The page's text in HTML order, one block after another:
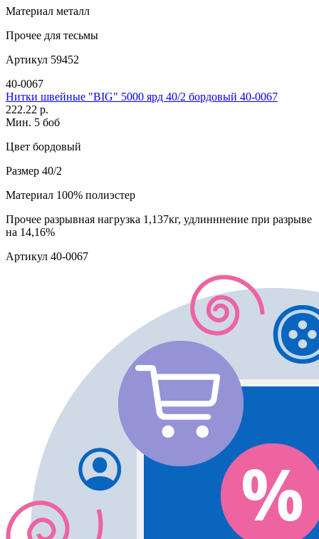
Материал металл
Прочее для тесьмы
Артикул 59452
40-0067
Нитки швейные "BIG" 5000 ярд 40/2 бордовый 40-0067
222.22 р.
Мин. 5 боб
Цвет бордовый
Размер 40/2
Материал 100% полиэстер
Прочее разрывная нагрузка 1,137кг, удлинннение при разрыве
на 14,16%
Артикул 40-0067